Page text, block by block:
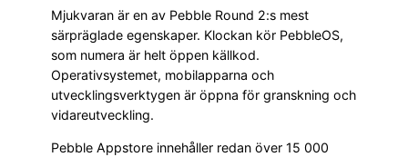
Mjukvaran är en av Pebble Round 2:s mest
särpräglade egenskaper. Klockan kör PebbleOS,
som numera är helt öppen källkod.
Operativsystemet, mobilapparna och
utvecklingsverktygen är öppna för granskning och
vidareutveckling.
Pebble Appstore innehåller redan över 15 000